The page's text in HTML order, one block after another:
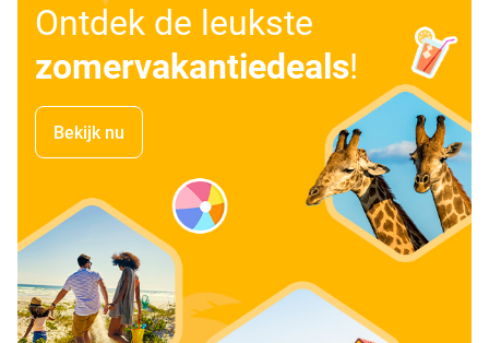
Ontdek de leukste
zomervakantiedeals!
Bekijk nu